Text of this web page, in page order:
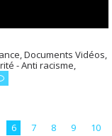
,Documents Vidéos,
- Anti racisme,
6 7 8 9
10